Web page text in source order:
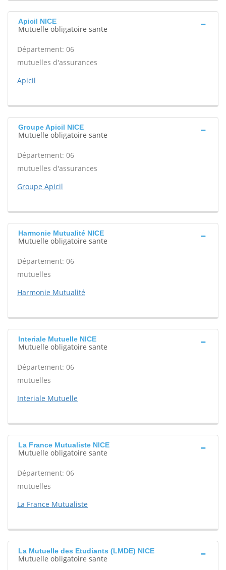
Apicil NICE
Mutuelle obligatoire sante
Département: 06
mutuelles d'assurances
Apicil
Groupe Apicil NICE
Mutuelle obligatoire sante
Département: 06
mutuelles d'assurances
Groupe Apicil
Harmonie Mutualité NICE
Mutuelle obligatoire sante
Département: 06
mutuelles
Harmonie Mutualité
Interiale Mutuelle NICE
Mutuelle obligatoire sante
Département: 06
mutuelles
Interiale Mutuelle
La France Mutualiste NICE
Mutuelle obligatoire sante
Département: 06
mutuelles
La France Mutualiste
La Mutuelle des Etudiants (LMDE) NICE
Mutuelle obligatoire sante